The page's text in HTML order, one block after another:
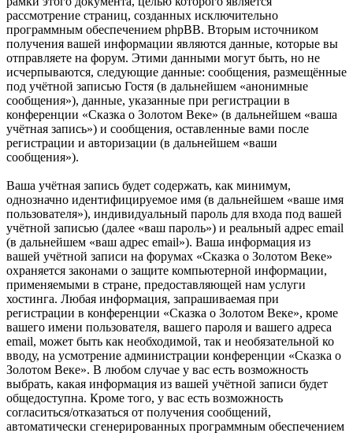
рассмотрение страниц, созданных исключительно
программным обеспечением phpBB. Вторым источником
получения вашей информации являются данные, которые вы
отправляете на форум. Этими данными могут быть, но не
исчерпываются, следующие данные: сообщения, размещённые
под учётной записью Гостя (в дальнейшем «анонимные
сообщения»), данные, указанные при регистрации в
конференции «Сказка о Золотом Веке» (в дальнейшем «ваша
учётная запись») и сообщения, оставленные вами после
регистрации и авторизации (в дальнейшем «ваши
сообщения»).
Ваша учётная запись будет содержать, как минимум,
однозначно идентифицируемое имя (в дальнейшем «ваше имя
пользователя»), индивидуальный пароль для входа под вашей
учётной записью (далее «ваш пароль») и реальный адрес email
(в дальнейшем «ваш адрес email»). Ваша информация из
вашей учётной записи на форумах «Сказка о Золотом Веке»
охраняется законами о защите компьютерной информации,
применяемыми в стране, предоставляющей нам услуги
хостинга. Любая информация, запрашиваемая при
регистрации в конференции «Сказка о Золотом Веке», кроме
вашего имени пользователя, вашего пароля и вашего адреса
email, может быть как необходимой, так и необязательной ко
вводу, на усмотрение администрации конференции «Сказка о
Золотом Веке». В любом случае у вас есть возможность
выбрать, какая информация из вашей учётной записи будет
общедоступна. Кроме того, у вас есть возможность
согласиться/отказаться от получения сообщений,
автоматически сгенерированных программным обеспечением